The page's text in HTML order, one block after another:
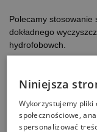
Polecamy stosowanie
dokładnego
hydrofobowch.
Niniejsza
Wykorzystujemy pliki
społecznościowe,
spersonalizować